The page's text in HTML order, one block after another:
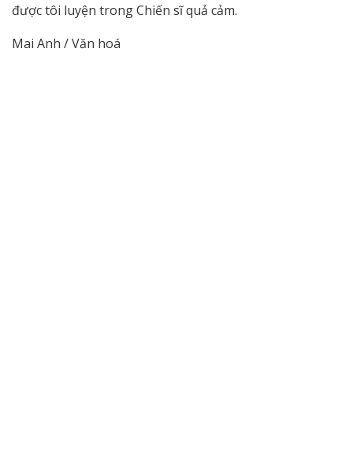
được tôi luyện trong Chiến sĩ quả cảm.
Mai Anh / Văn hoá